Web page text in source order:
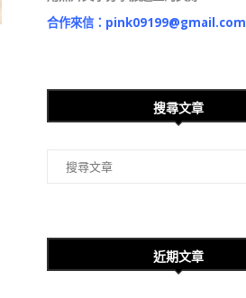
合作來信： pink09199@gmail.com
搜尋文章
近期文章